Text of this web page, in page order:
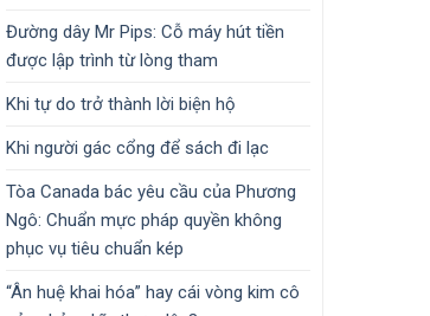
Đường dây Mr Pips: Cỗ máy hút tiền
được lập trình từ lòng tham
Khi tự do trở thành lời biện hộ
Khi người gác cổng để sách đi lạc
Tòa Canada bác yêu cầu của Phương
Ngô: Chuẩn mực pháp quyền không
phục vụ tiêu chuẩn kép
“Ân huệ khai hóa” hay cái vòng kim cô